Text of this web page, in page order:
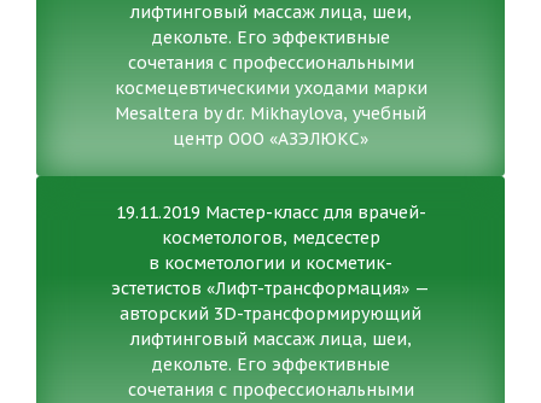
лифтинговый массаж лица, шеи,
декольте. Его эффективные
сочетания с профессиональными
космецевтическими уходами марки
Mesaltera by dr. Mikhaylova, учебный
центр ООО «АЗЭЛЮКС»
19.11.2019 Мастер-класс для врачей-
косметологов, медсестер
в косметологии и косметик-
эстетистов «Лифт-трансформация» —
авторский 3D-трансформирующий
лифтинговый массаж лица, шеи,
декольте. Его эффективные
сочетания с профессиональными